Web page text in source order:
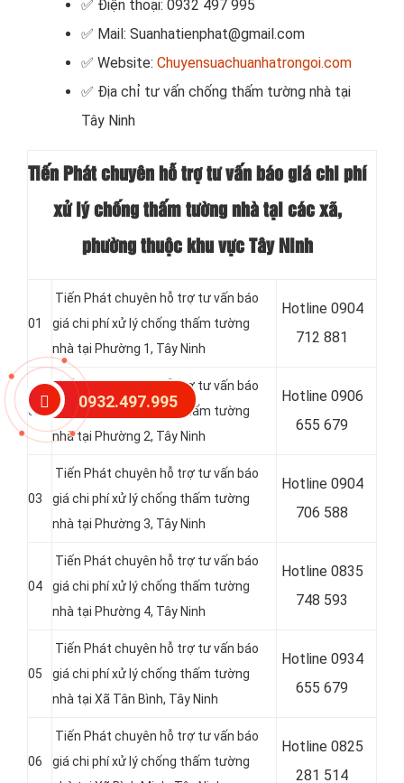
✅ Điện thoại: 0932 497 995
✅ Mail: Suanhatienphat@gmail.com
✅ Website: Chuyensuachuanhatrongoi.com
✅ Địa chỉ tư vấn chống thấm tường nhà tại
Tây Ninh
Tiến Phát chuyên hỗ trợ tư vấn báo giá chi phí
xử lý chống thấm tường nhà tại các xã,
phường thuộc khu vực Tây Ninh
01
Tiến Phát chuyên hỗ trợ tư vấn báo
giá chi phí xử lý chống thấm tường
nhà tại Phường 1, Tây Ninh
Hotline 0904
712 881
02
Tiến Phát chuyên hỗ trợ tư vấn báo
giá chi phí xử lý chống thấm tường
nhà tại Phường 2, Tây Ninh
Hotline 0906
655 679
03
Tiến Phát chuyên hỗ trợ tư vấn báo
giá chi phí xử lý chống thấm tường
nhà tại Phường 3, Tây Ninh
Hotline 0904
706 588
04
Tiến Phát chuyên hỗ trợ tư vấn báo
giá chi phí xử lý chống thấm tường
nhà tại Phường 4, Tây Ninh
Hotline 0835
748 593
05
Tiến Phát chuyên hỗ trợ tư vấn báo
giá chi phí xử lý chống thấm tường
nhà tại Xã Tân Bình, Tây Ninh
Hotline 0934
655 679
06
Tiến Phát chuyên hỗ trợ tư vấn báo
giá chi phí xử lý chống thấm tường
Hotline 0825
281 514
0932.497.995